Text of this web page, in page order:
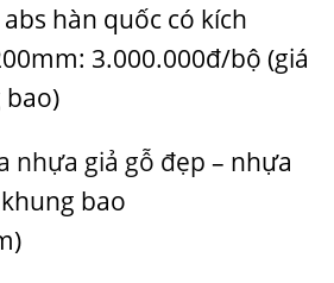
hàn quốc có kích
3.000.000đ/bộ (giá
bao)
nhựa giả gỗ đẹp – nhựa
bao